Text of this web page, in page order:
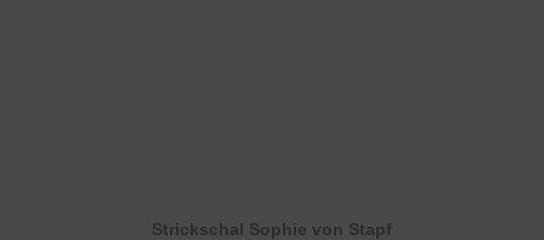
Strickschal Sophie von Stapf